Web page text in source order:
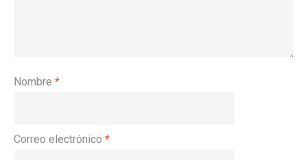
Nombre *
Correo electrónico *